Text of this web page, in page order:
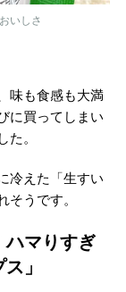
いしさ
味も食感も大満
に買ってしまい
た。
冷えた「生すい
うです。
ハマりすぎ
」